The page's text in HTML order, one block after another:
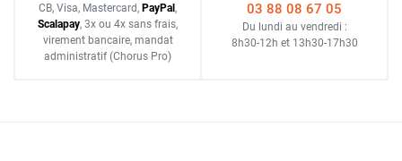
CB, Visa, Mastercard, PayPal ,
Scalapay, 3x ou 4x sans frais,
virement bancaire, mandat
administratif (Chorus Pro)
03 88 08 67 05
Du lundi au vendredi :
8h30-12h et 13h30-17h30